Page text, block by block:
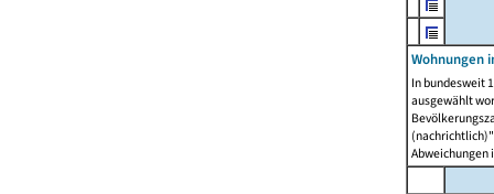
Wohnungen
In bundesweit
ausgewählt
Abweichungen